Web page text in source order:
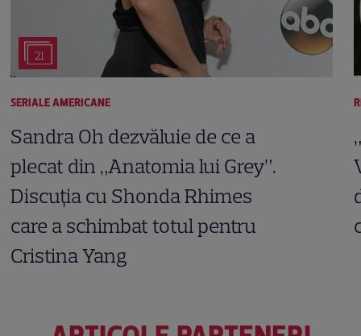
21
SERIALE AMERICANE
Sandra Oh dezvăluie de ce a
plecat din „Anatomia lui Grey”.
Discuția cu Shonda Rhimes
care a schimbat totul pentru
Cristina Yang